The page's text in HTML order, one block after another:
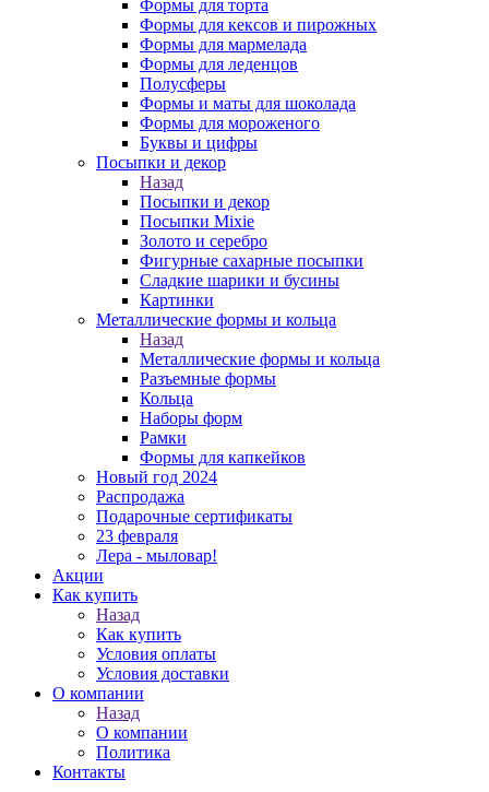
Формы для торта
Формы для кексов и пирожных
Формы для мармелада
Формы для леденцов
Полусферы
Формы и маты для шоколада
Формы для мороженого
Буквы и цифры
Посыпки и декор
Назад
Посыпки и декор
Посыпки Mixie
Золото и серебро
Фигурные сахарные посыпки
Сладкие шарики и бусины
Картинки
Металлические формы и кольца
Назад
Металлические формы и кольца
Разъемные формы
Кольца
Наборы форм
Рамки
Формы для капкейков
Новый год 2024
Распродажа
Подарочные сертификаты
23 февраля
Лера - мыловар!
Акции
Как купить
Назад
Как купить
Условия оплаты
Условия доставки
О компании
Назад
О компании
Политика
Контакты